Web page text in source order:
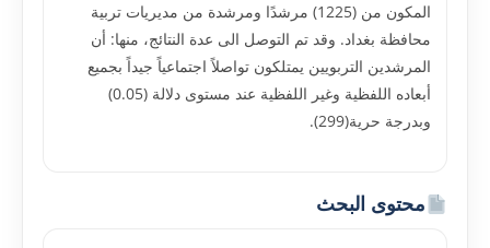
المكون من (1225) مرشدًا ومرشدة من مديريات تربية
محافظة بغداد. وقد تم التوصل الى عدة النتائج، منها: أن
المرشدين التربويين يمتلكون تواصلاً اجتماعياً جيداً بجميع
أبعاده اللفظية وغير اللفظية عند مستوى دلالة (0.05)
وبدرجة حرية(299).
محتوى البحث